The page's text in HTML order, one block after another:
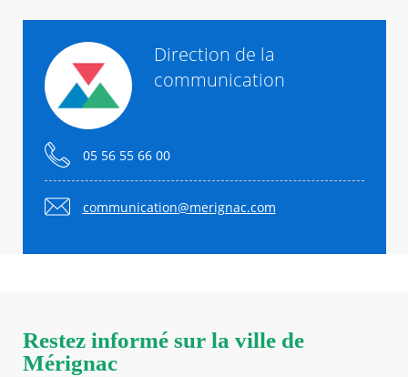
Direction de la
communication
05 56 55 66 00
communication@merignac.com
Restez informé sur la ville de
Mérignac